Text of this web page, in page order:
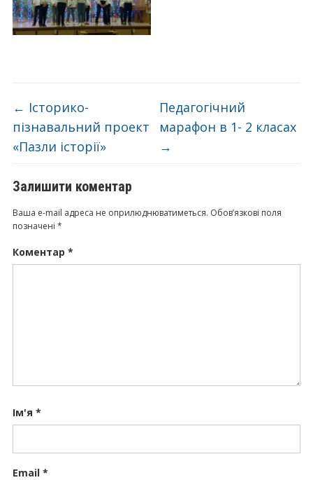
← Історико-
пізнавальний проeкт
«Пазли історії»
Педагогічний
марафон в 1- 2 класах
→
Залишити коментар
Ваша e-mail адреса не оприлюднюватиметься. Обов’язкові поля
позначені *
Коментар *
Ім'я *
Email *